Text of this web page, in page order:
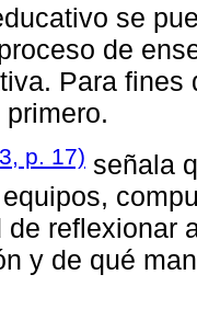
se
de
Para
p. 17) señala
de reflexionar
y de qué